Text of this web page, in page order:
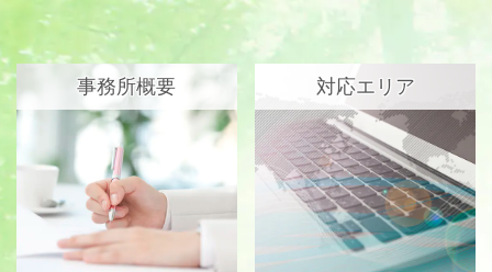
事務所概要 対応エリア